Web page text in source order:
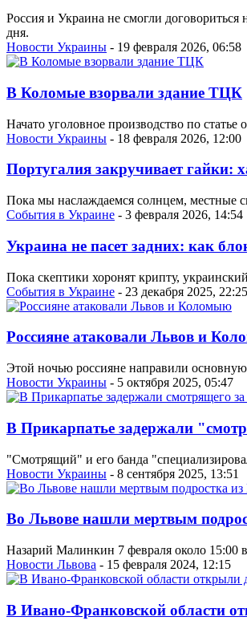
Россия и Украина не смогли
дня.
Новости Украины - 19 февраля 2026, 06:58
В Коломые взорвали здание ТЦК
Начато уголовное производство по
Новости Украины - 18 февраля 2026, 12:00
Португалия закручивает гайки:
Пока мы наслаждаемся солнцем, местные
События в Украине - 3 февраля 2026, 14:54
Украина не пасет задних: как
Пока скептики хоронят крипту,
События в Украине - 23 декабря 2025, 22:25
Россияне атаковали Львов и
Этой ночью россияне направили
Новости Украины - 5 октября 2025, 05:47
В Прикарпатье задержали
"Смотрящий" и его банда
Новости Украины - 8 сентября 2025, 13:51
Во Львове нашли мертвым
Назарий Малинкин 7 февраля около 15:00
Новости Львова - 15 февраля 2024, 12:15
В Ивано-Франковской области